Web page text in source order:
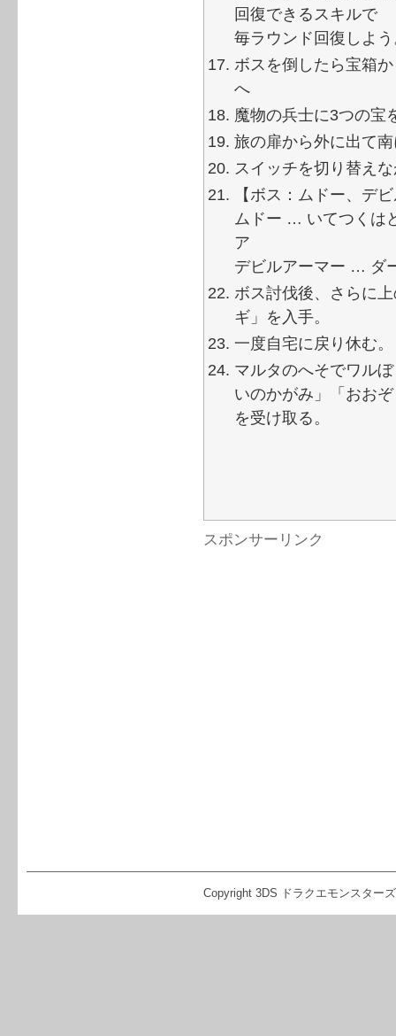
回復できるスキルで
毎ラウンド回復しよ
ボスを倒したら宝箱
へ
魔物の兵士に3つの宝
旅の扉から外に出て
スイッチを切り替え
【ボス：ムドー、デ
ムドー … いてつくは
ア
デビルアーマー … ダ
ボス討伐後、さらに
ギ」を入手。
一度自宅に戻り休む。
マルタのへそでワル
いのかがみ」「おお
を受け取る。
スポンサーリンク
Copyright 3DS ドラクエモンスター